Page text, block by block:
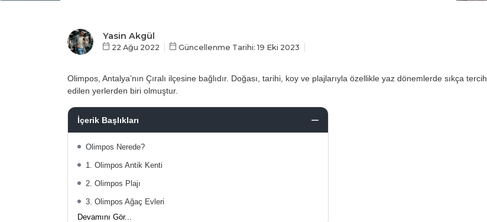
Yasin Akgül
22 Ağu 2022 Güncellenme Tarihi: 19 Eki 2023
Olimpos, Antalya’nın Çıralı ilçesine bağlıdır. Doğası, tarihi, koy ve plajlarıyla özellikle yaz dönemlerde sıkça tercih
edilen yerlerden biri olmuştur.
İçerik Başlıkları
Olimpos Nerede?
1. Olimpos Antik Kenti
2. Olimpos Plajı
3. Olimpos Ağaç Evleri
Devamını Gör...